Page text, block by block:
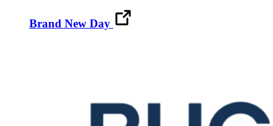
Brand New Day